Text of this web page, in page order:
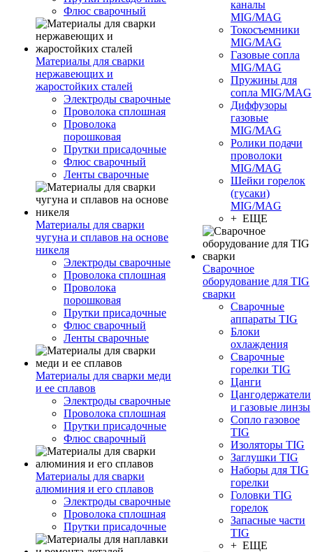
Флюс сварочный
Материалы для сварки
нержавеющих и
жаростойких сталей
Электроды сварочные
Проволока сплошная
Проволока
порошковая
Прутки присадочные
Флюс сварочный
Ленты сварочные
Материалы для сварки
чугуна и сплавов на основе
никеля
Электроды сварочные
Проволока сплошная
Проволока
порошковая
Прутки присадочные
Флюс сварочный
Ленты сварочные
Материалы для сварки меди
и ее сплавов
Электроды сварочные
Проволока сплошная
Прутки присадочные
Флюс сварочный
Материалы для сварки
алюминия и его сплавов
Электроды сварочные
Проволока сплошная
Прутки присадочные
каналы
MIG/MAG
Токосъемники
MIG/MAG
Газовые сопла
MIG/MAG
Пружины для
сопла MIG/MAG
Диффузоры
газовые
MIG/MAG
Ролики подачи
проволоки
MIG/MAG
Шейки горелок
(гусаки)
MIG/MAG
+ ЕЩЕ
Сварочное
оборудование для TIG
сварки
Сварочные
аппараты TIG
Блоки
охлаждения
Сварочные
горелки TIG
Цанги
Цангодержатели
и газовые линзы
Сопло газовое
TIG
Изоляторы TIG
Заглушки TIG
Наборы для TIG
горелки
Головки TIG
горелок
Запасные части
TIG
+ ЕЩЕ